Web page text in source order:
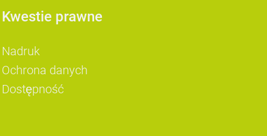
Kwestie prawne
Nadruk
Ochrona danych
Dostępność